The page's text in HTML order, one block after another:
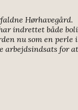
Hørhavegård.
indrettet både
nu som en perle i
for